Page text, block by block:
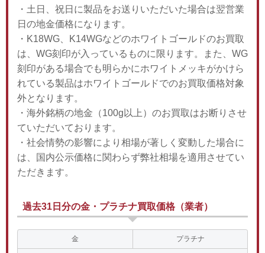
・土日、祝日に製品をお送りいただいた場合は翌営業
日の地金価格になります。
・K18WG、K14WGなどのホワイトゴールドのお買取
は、WG刻印が入っているものに限ります。また、WG
刻印がある場合でも明らかにホワイトメッキがかけら
れている製品はホワイトゴールドでのお買取価格対象
外となります。
・海外銘柄の地金（100g以上）のお買取はお断りさせ
ていただいております。
・社会情勢の影響により相場が著しく変動した場合に
は、国内公示価格に関わらず弊社相場を適用させてい
ただきます。
過去31日分の金・プラチナ買取価格（業者）
金 プラチナ